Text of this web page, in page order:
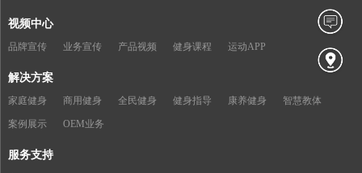
视频中心
品牌宣传 业务宣传 产品视频 健身课程 运动APP
解决方案
家庭健身 商用健身 全民健身 健身指导 康养健身 智慧教体
案例展示 OEM业务
服务支持